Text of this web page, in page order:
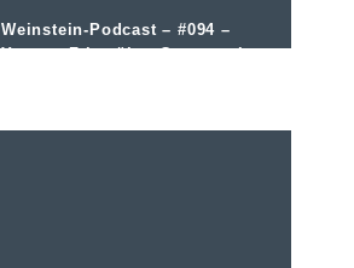
Weinstein-Podcast – #094 –
Yvonne Fries über Genuss als